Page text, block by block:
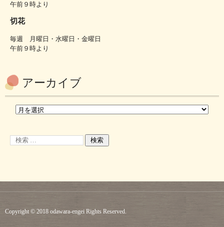
午前９時より
切花
毎週 月曜日・水曜日・金曜日
午前９時より
アーカイブ
Copyright © 2018 odawara-engei Rights Reserved.